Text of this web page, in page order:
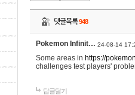
댓글목록948
Pokemon Infinit… 24-08-14
Some areas in https://
challenges test players'
답글달기